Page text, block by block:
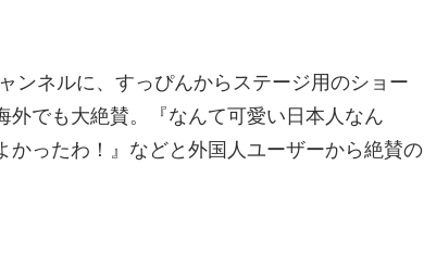
ンネルに、すっぴんからステージ用のショー
でも大絶賛。『なんて可愛い日本人なん
ったわ！』などと外国人ユーザーから絶賛の